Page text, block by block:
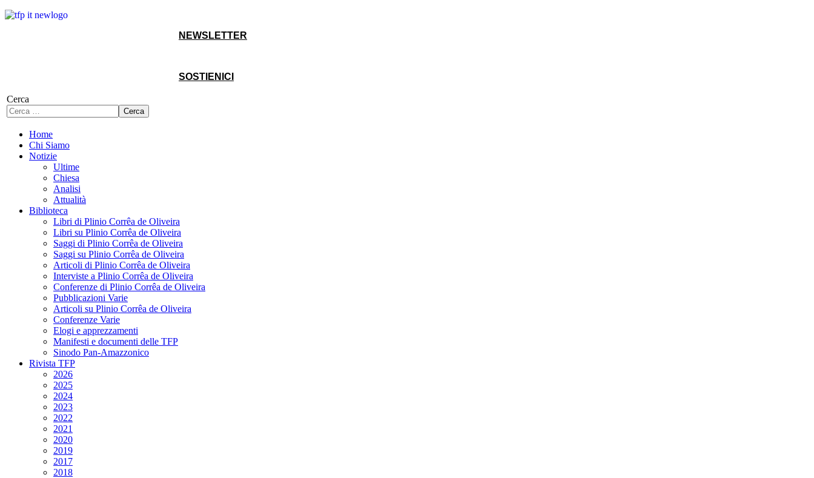
NEWSLETTER
SOSTIENICI
Cerca
Cerca
Home
Chi Siamo
Notizie
Ultime
Chiesa
Analisi
Attualità
Biblioteca
Libri di Plinio Corrêa de Oliveira
Libri su Plinio Corrêa de Oliveira
Saggi di Plinio Corrêa de Oliveira
Saggi su Plinio Corrêa de Oliveira
Articoli di Plinio Corrêa de Oliveira
Interviste a Plinio Corrêa de Oliveira
Conferenze di Plinio Corrêa de Oliveira
Pubblicazioni Varie
Articoli su Plinio Corrêa de Oliveira
Conferenze Varie
Elogi e apprezzamenti
Manifesti e documenti delle TFP
Sinodo Pan-Amazzonico
Rivista TFP
2026
2025
2024
2023
2022
2021
2020
2019
2017
2018